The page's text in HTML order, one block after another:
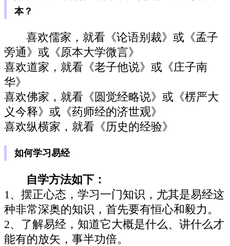
本？
喜欢儒家，就看《论语别裁》或《孟子
旁通》或《原本大学微言》
喜欢道家，就看《老子他说》或《庄子南
华》
喜欢佛家，就看《圆觉经略说》或《楞严大
义今释》或《药师经的济世观》
喜欢纵横家，就看《历史的经验》
如何学习易经
自学方法如下：
1、摆正心态，学习一门知识，尤其是易经这
种非常深奥的知识，首先要有恒心和毅力。
2、了解易经，知道它大概是什么、讲什么才
能有的放矢，事半功倍。